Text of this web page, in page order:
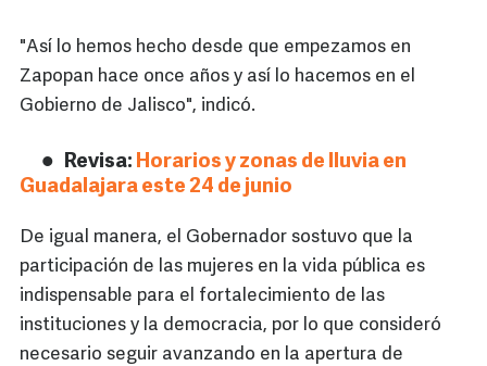
"Así lo hemos hecho desde que empezamos en
Zapopan hace once años y así lo hacemos en el
Gobierno de Jalisco", indicó.
Revisa: Horarios y zonas de lluvia en
Guadalajara este 24 de junio
De igual manera, el Gobernador sostuvo que la
participación de las mujeres en la vida pública es
indispensable para el fortalecimiento de las
instituciones y la democracia, por lo que consideró
necesario seguir avanzando en la apertura de